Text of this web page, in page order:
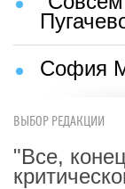
София
ВЫБОР РЕДАКЦИИ
"Все,